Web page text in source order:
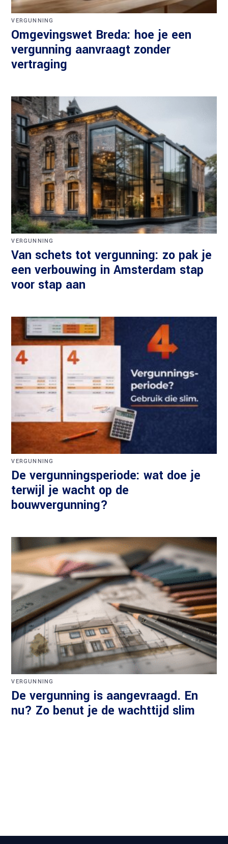
VERGUNNING
Omgevingswet Breda: hoe je een
vergunning aanvraagt zonder
vertraging
VERGUNNING
Van schets tot vergunning: zo pak je
een verbouwing in Amsterdam stap
voor stap aan
VERGUNNING
De vergunningsperiode: wat doe je
terwijl je wacht op de
bouwvergunning?
VERGUNNING
De vergunning is aangevraagd. En
nu? Zo benut je de wachttijd slim